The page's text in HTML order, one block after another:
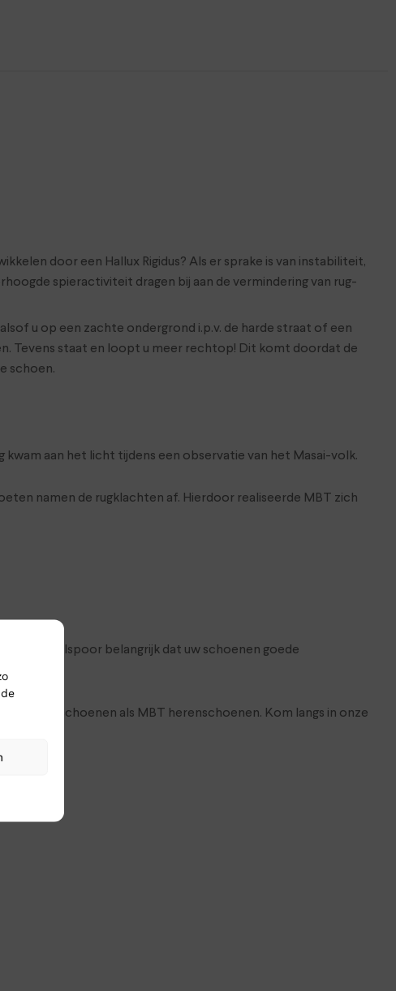
door een Hallux Rigidus? Als er sprake is van instabiliteit,
spieractiviteit dragen bij aan de vermindering van rug-
u op een zachte ondergrond i.p.v. de harde straat of een
Tevens staat en loopt u meer rechtop! Dit komt doordat de
schoen.
aan het licht tijdens een observatie van het Masai-volk.
namen de rugklachten af. Hierdoor realiseerde MBT zich
is bij hielspoor belangrijk dat uw schoenen goede
damesschoenen als MBT herenschoenen. Kom langs in onze